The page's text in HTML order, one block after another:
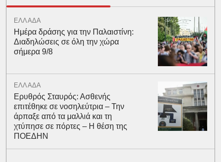
ΕΛΛΑΔΑ
Ημέρα δράσης για την Παλαιστίνη:
Διαδηλώσεις σε όλη την χώρα
σήμερα 9/8
ΕΛΛΑΔΑ
Ερυθρός Σταυρός: Ασθενής
επιτέθηκε σε νοσηλεύτρια – Την
άρπαξε από τα μαλλιά και τη
χτύπησε σε πόρτες – Η θέση της
ΠΟΕΔΗΝ